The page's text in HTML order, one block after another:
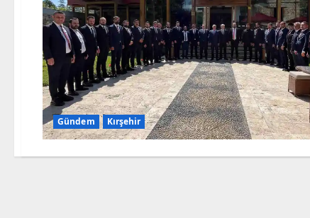
Gündem Kırşehir